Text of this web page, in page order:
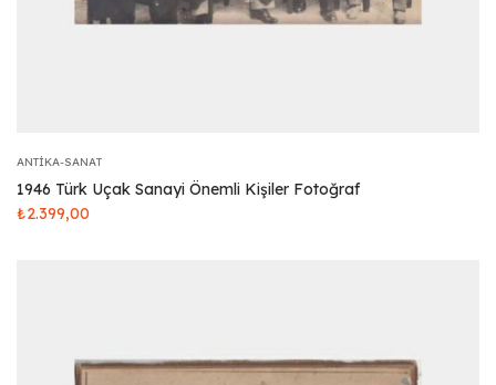
ANTIKA-SANAT
1946 Türk Uçak Sanayi Önemli Kişiler Fotoğraf
₺2.399,00